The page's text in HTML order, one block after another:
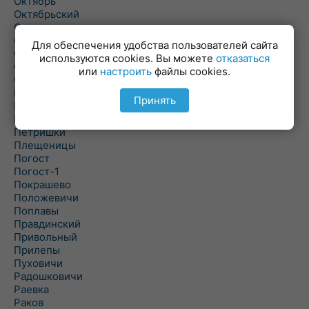
Октябрьский
Олехновичи
Омговичи
Оношки
Осовец
Острошицкий Городок
Пасека
Пастовичи
Першаи
Петришки
Плещеницы
Погост
Погост-1
Покрашево
Положевичи
Поплавы
Правдинский
Привольный
Прилепы
Пуховичи
Радошковичи
Раевка
Раков
Для обеспечения удобства пользователей сайта
используются cookies. Вы можете отказаться
или настроить файлы cookies.
Принять